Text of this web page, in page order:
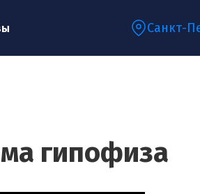
Санкт-
гипофиза